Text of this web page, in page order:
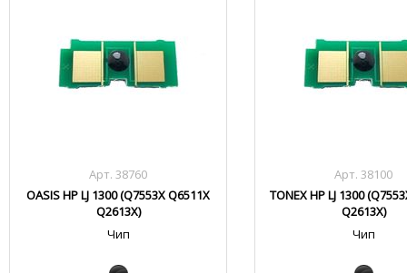
Арт. 38760
OASIS HP LJ 1300 (Q7553X Q6511X
Q2613X)
Чип
Арт. 38100
TONEX HP LJ 1300
Q2613X)
Чип